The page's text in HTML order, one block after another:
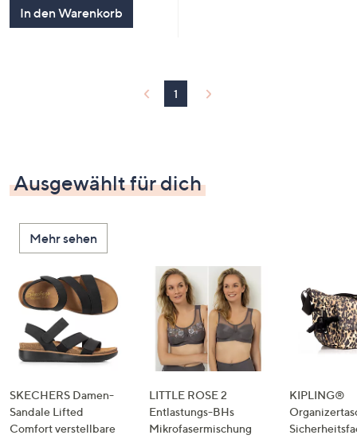
In den Warenkorb
1
Ausgewählt für dich
Mehr sehen
SKECHERS Damen-
Sandale Lifted
Comfort verstellbare
LITTLE ROSE 2
Entlastungs-BHs
Mikrofasermischung
KIPLING®